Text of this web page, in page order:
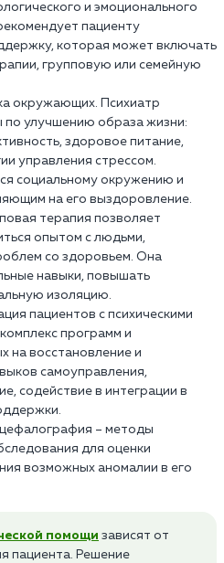
и эмоционального
пациенту
которая может включать
групповую или семейную
окружающих. Психиатр
улучшению образа жизни:
здоровое питание,
управления стрессом.
социальному окружению и
на его выздоровление.
терапия позволяет
опытом с людьми,
со здоровьем. Она
навыки, повышать
изоляцию.
пациентов с психическими
программ и
на восстановление и
самоуправления,
содействие в интеграции в
– методы
для оценки
возможных аномалии в его
помощи зависят от
пациента. Решение